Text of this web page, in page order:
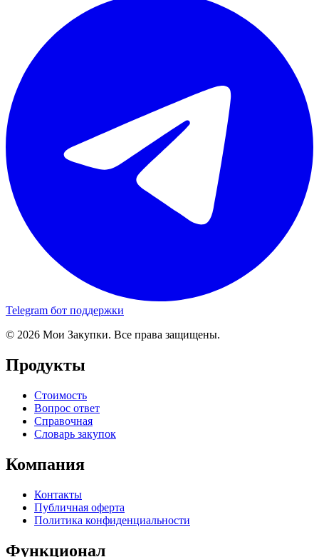
Telegram бот поддержки
© 2026 Мои Закупки. Все права защищены.
Продукты
Стоимость
Вопрос ответ
Справочная
Словарь закупок
Компания
Контакты
Публичная оферта
Политика конфиденциальности
Функционал